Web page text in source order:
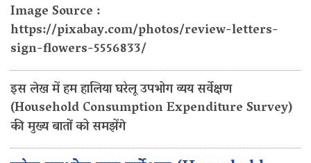
Image Source :
https://pixabay.com/photos/review-letters-
sign-flowers-5556833/
इस लेख में हम हालिया घरेलू उपभोग व्यय सर्वेक्षण
(Household Consumption Expenditure Survey)
की मुख्य बातों को समझेंगे